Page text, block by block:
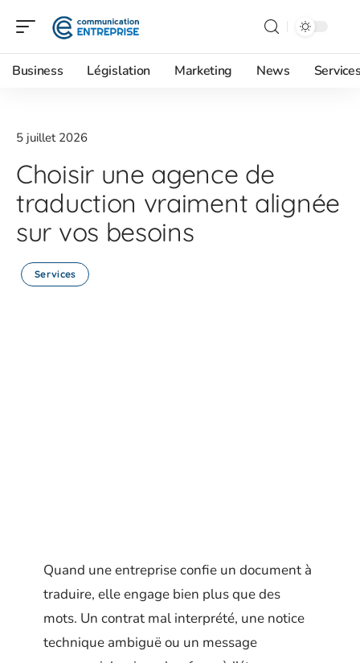
Business Législation Marketing News
5 juillet 2026
Choisir une agence de
traduction vraiment alignée
sur vos besoins
Services
Quand une entreprise confie un document à
traduire, elle engage bien plus que des
mots. Un contrat mal interprété, une notice
technique ambiguë ou un message